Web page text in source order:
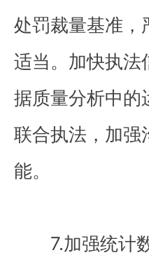
处罚裁量基准，
适当。加快执法
据质量分析中的
联合执法，加强
能。
7.加强统计数